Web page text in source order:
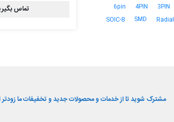
3PIN
4PIN
6pin
Radial
SMD
SOIC-8
تماس
مشترک شوید تا از خدمات و محصولات جدید و تخفیفات ما زودتر